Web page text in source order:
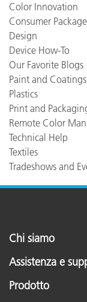
Color Innovation
Consumer
Design
Device How-To
Our Favorite Blogs
Paint and Coatings
Plastics
Print and
Remote Color
Technical Help
Textiles
Tradeshows and
Chi siamo
Assistenza e
Prodotto